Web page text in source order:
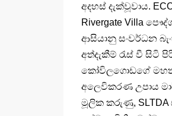
අදහස් දැක්වූවාය.
Rivergate Villa
ආසියානු සංවර්ධන
අත්දැකීම් රැස් වී සිටි
කෝවිලගොඩගේ මහතා
අලෙවිකරණ උපාය
මූලික කරුණු, SLTDA